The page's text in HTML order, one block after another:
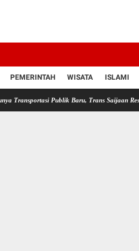
PEMERINTAH WISATA ISLAMI
Publik Baru, Trans Saijaan Resmi